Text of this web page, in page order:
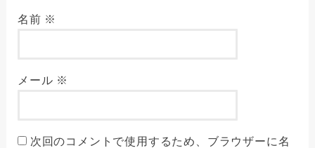
名前 ※
メール ※
次回のコメントで使用するため、ブラウザーに名